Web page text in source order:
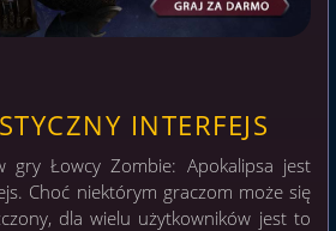
INTERFEJS
gry Łowcy Zombie: Apokalipsa jest
Choć niektórym graczom może się
dla wielu użytkowników jest to